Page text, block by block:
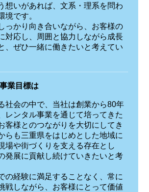
想いがあれば、文系・理系を問わ
境です。
っかり向き合いながら、お客様の
対応し、周囲と協力しながら成長
、ぜひ一緒に働きたいと考えてい
業目標は
社会の中で、当社は創業から80年
レンタル事業を通じて培ってきた
客様とのつながりを大切にしてき
らも三重県をはじめとした地域に
場や街づくりを支える存在とし
発展に貢献し続けていきたいと考
の経験に満足することなく、常に
戦しながら、お客様にとって価値